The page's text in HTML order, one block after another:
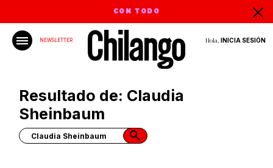
CON TODO
NEWSLETTER Hola, INICIA SESIÓN
Resultado de: Claudia
Sheinbaum